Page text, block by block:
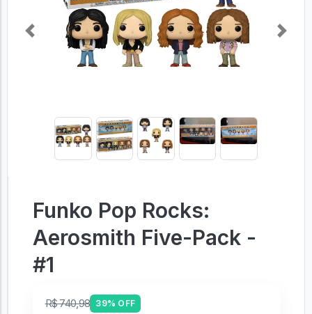
Previous Next
Funko Pop Rocks:
Aerosmith Five-Pack -
#1
R$ 740,98 39% OFF